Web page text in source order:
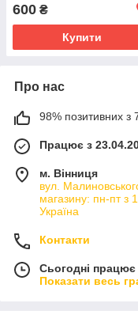
600 ₴
Купити
Про нас
98% позитивних з
Працює з
м. Вінниця
вул.
магазину: пн-пт з
Україна
Контакти
Сьогодні
Показати весь